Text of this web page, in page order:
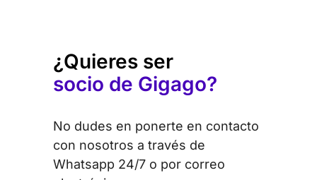
¿Quieres ser
socio de Gigago?
No dudes en ponerte en contacto
con nosotros a través de
Whatsapp 24/7 o por correo